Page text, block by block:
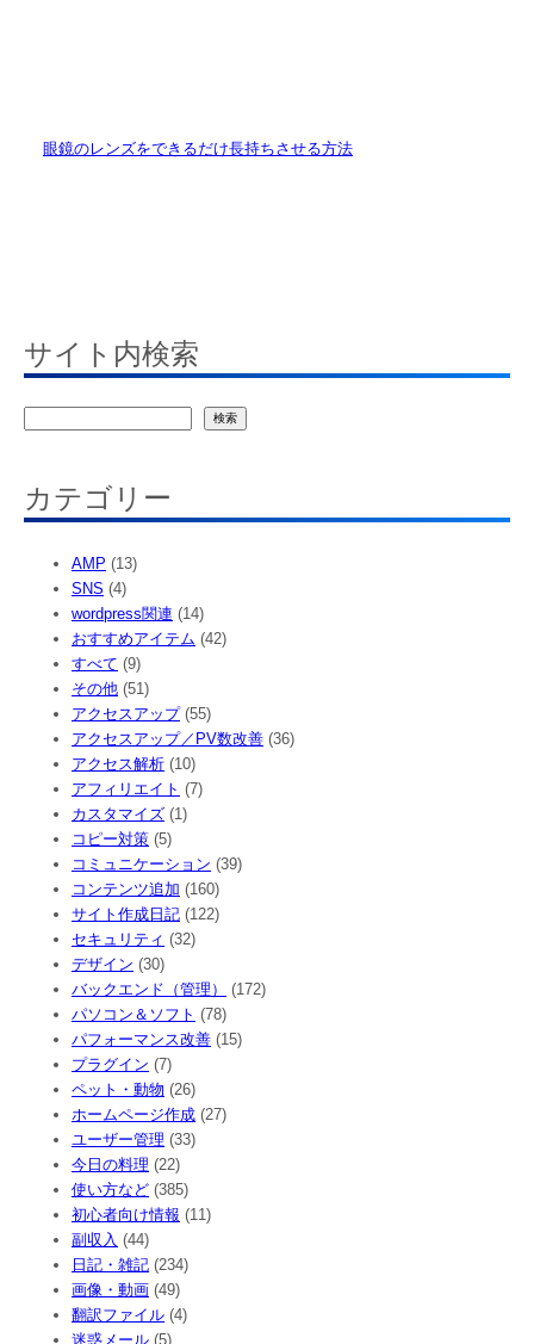
眼鏡のレンズをできるだけ長持ちさせる方法
サイト内検索
検索
カテゴリー
AMP (13)
SNS (4)
wordpress関連 (14)
おすすめアイテム (42)
すべて (9)
その他 (51)
アクセスアップ(55)
アクセスアップ／PV数改善 (36)
アクセス解析 (10)
アフィリエイト (7)
カスタマイズ (1)
コピー対策 (5)
コミュニケーション (39)
コンテンツ追加 (160)
サイト作成日記 (122)
セキュリティ (32)
デザイン (30)
バックエンド（管理）
(172)
パソコン＆ソフト (78)
パフォーマンス改善 (15)
プラグイン (7)
ペット・動物 (26)
ホームページ作成 (27)
ユーザー管理 (33)
今日の料理 (22)
使い方など (385)
初心者向け情報 (11)
副収入 (44)
日記・雑記 (234)
画像・動画 (49)
翻訳ファイル (4)
迷惑メール (5)